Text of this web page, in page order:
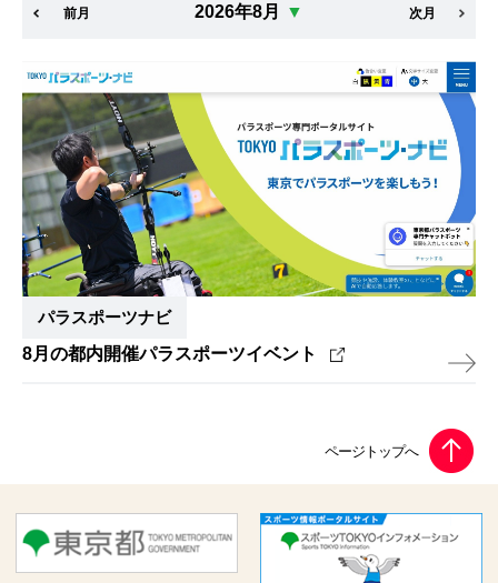
前月 2026年8月 ▼ 次月
パラスポーツナビ
8月の都内開催パラスポーツイベント